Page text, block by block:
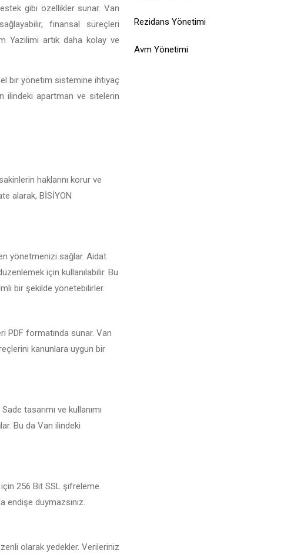
gibi özellikler sunar. Van
finansal süreçleri
Yazilimi artık daha kolay ve
bir yönetim sistemine ihtiyaç
ilindeki apartman ve sitelerin
haklarını korur ve
alarak, BİSİYON
yönetmenizi sağlar. Aidat
için kullanılabilir. Bu
bir şekilde yönetebilirler.
PDF formatında sunar. Van
kanunlara uygun bir
tasarımı ve kullanımı
Bu da Van ilindeki
256 Bit SSL şifreleme
endişe duymazsınız.
olarak yedekler. Verileriniz
Rezidans Yönetimi
Avm Yönetimi